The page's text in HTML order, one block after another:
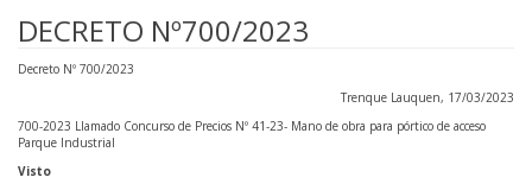
DECRETO Nº700/2023
Decreto Nº 700/2023
Trenque Lauquen, 17/03/2023
700-2023 Llamado Concurso de Precios Nº 41-23- Mano de obra para pórtico de acceso
Parque Industrial
Visto